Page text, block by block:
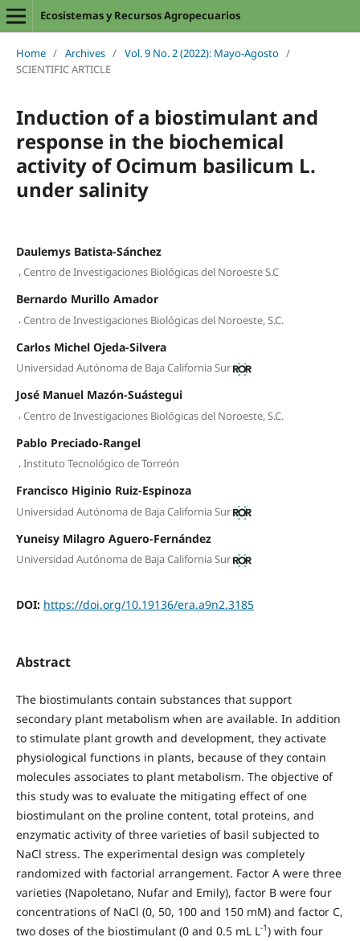
Ecosistemas y Recursos Agropecuarios
Home / Archives / Vol. 9 No. 2 (2022): Mayo-Agosto /
SCIENTIFIC ARTICLE
Induction of a biostimulant and
response in the biochemical
activity of Ocimum basilicum L.
under salinity
Daulemys Batista-Sánchez
,Centro de Investigaciones Biológicas del Noroeste S.C
Bernardo Murillo Amador
,Centro de Investigaciones Biológicas del Noroeste, S.C.
Carlos Michel Ojeda-Silvera
Universidad Autónoma de Baja California Sur
José Manuel Mazón-Suástegui
,Centro de Investigaciones Biológicas del Noroeste, S.C.
Pablo Preciado-Rangel
,Instituto Tecnológico de Torreón
Francisco Higinio Ruiz-Espinoza
Universidad Autónoma de Baja California Sur
Yuneisy Milagro Aguero-Fernández
Universidad Autónoma de Baja California Sur
DOI: https://doi.org/10.19136/era.a9n2.3185
Abstract
The biostimulants contain substances that support
secondary plant metabolism when are available. In addition
to stimulate plant growth and development, they activate
physiological functions in plants, because of they contain
molecules associates to plant metabolism. The objective of
this study was to evaluate the mitigating effect of one
biostimulant on the proline content, total proteins, and
enzymatic activity of three varieties of basil subjected to
NaCl stress. The experimental design was completely
randomized with factorial arrangement. Factor A were three
varieties (Napoletano, Nufar and Emily), factor B were four
concentrations of NaCl (0, 50, 100 and 150 mM) and factor C,
two doses of the biostimulant (0 and 0.5 mL L-1) with four